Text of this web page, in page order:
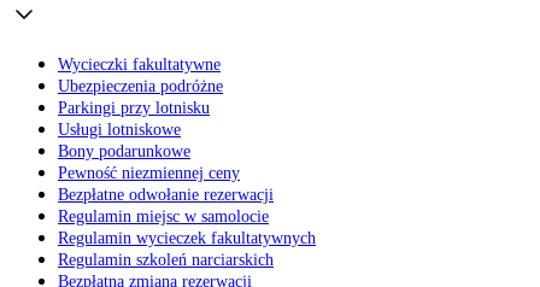
Wycieczki fakultatywne
Ubezpieczenia podróżne
Parkingi przy lotnisku
Usługi lotniskowe
Bony podarunkowe
Pewność niezmiennej ceny
Bezpłatne odwołanie rezerwacji
Regulamin miejsc w samolocie
Regulamin wycieczek fakultatywnych
Regulamin szkoleń narciarskich
Bezpłatna zmiana rezerwacji